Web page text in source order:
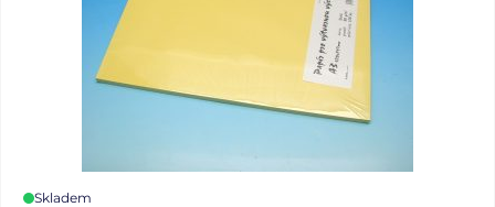
uloženy v papírové krabičce po 12 ks. Uvedená cena je za 1
Skladem